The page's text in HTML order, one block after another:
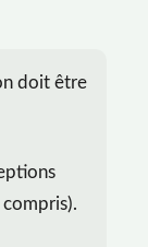
doit être
compris).